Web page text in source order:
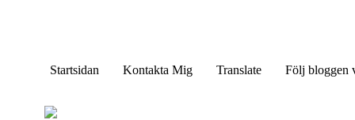
Startsidan Kontakta Mig Translate Följ bloggen